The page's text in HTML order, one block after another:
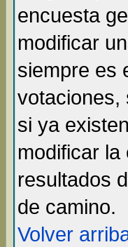
encuesta
modificar
siempre es
votaciones,
si ya
modificar
resultados
de camino.
Volver